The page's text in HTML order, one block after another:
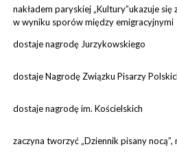
nakładem paryskiej „Kultury”ukazuje
w wyniku sporów między
dostaje nagrodę Jurzykowskiego
dostaje Nagrodę Związku Pisarzy
dostaje nagrodę im. Kościelskich
zaczyna tworzyć „Dziennik pisany